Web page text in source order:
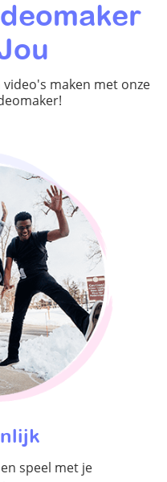
maken met onze
speel met je